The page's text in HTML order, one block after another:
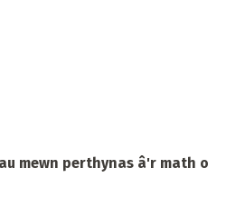
mewn perthynas â'r math o